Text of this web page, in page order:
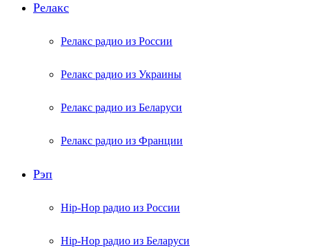
Релакс
Релакс радио из России
Релакс радио из Украины
Релакс радио из Беларуси
Релакс радио из Франции
Рэп
Hip-Hop радио из России
Hip-Hop радио из Беларуси